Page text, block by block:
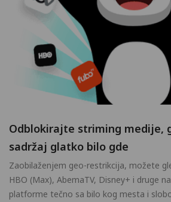
Odblokirajte striming medije,
sadržaj glatko bilo gde
Zaobilaženjem geo-restrikcija, možete
HBO (Max), AbemaTV, Disney+ i druge
platforme tečno sa bilo kog mesta i